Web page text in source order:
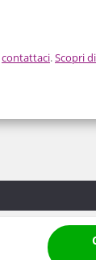
contattaci.Scopri